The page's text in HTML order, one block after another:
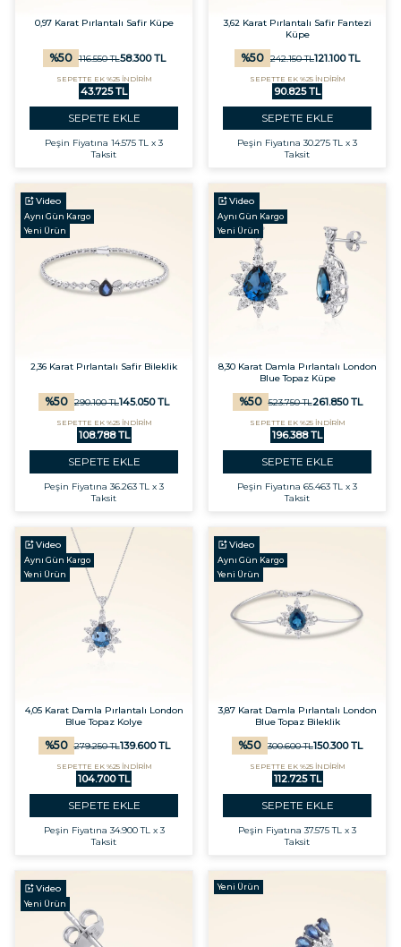
0,97 Karat Pırlantalı Safir Küpe
%50 116.550TL58.300TL
SEPETTE EK %25 İNDİRİM
43.725 TL
SEPETE EKLE
Peşin Fiyatına 14.575 TL x 3
Taksit
3,62 Karat Pırlantalı Safir Fantezi
Küpe
%50 242.150TL121.100TL
SEPETTE EK %25 İNDİRİM
90.825 TL
SEPETE EKLE
Peşin Fiyatına 30.275 TL x 3
Taksit
Video
Aynı Gün Kargo
Yeni Ürün
2,36 Karat Pırlantalı Safir Bileklik
%50 290.100TL145.050TL
SEPETTE EK %25 İNDİRİM
108.788 TL
SEPETE EKLE
Peşin Fiyatına 36.263 TL x 3
Taksit
Video
Aynı Gün Kargo
Yeni Ürün
8,30 Karat Damla Pırlantalı London
Blue Topaz Küpe
%50 523.750TL261.850TL
SEPETTE EK %25 İNDİRİM
196.388 TL
SEPETE EKLE
Peşin Fiyatına 65.463 TL x 3
Taksit
Video
Aynı Gün Kargo
Yeni Ürün
4,05 Karat Damla Pırlantalı London
Blue Topaz Kolye
%50 279.250TL139.600TL
SEPETTE EK %25 İNDİRİM
104.700 TL
SEPETE EKLE
Peşin Fiyatına 34.900 TL x 3
Taksit
Video
Aynı Gün Kargo
Yeni Ürün
3,87 Karat Damla Pırlantalı London
Blue Topaz Bileklik
%50 300.600TL150.300TL
SEPETTE EK %25 İNDİRİM
112.725 TL
SEPETE EKLE
Peşin Fiyatına 37.575 TL x 3
Taksit
Video
Yeni Ürün
Yeni Ürün